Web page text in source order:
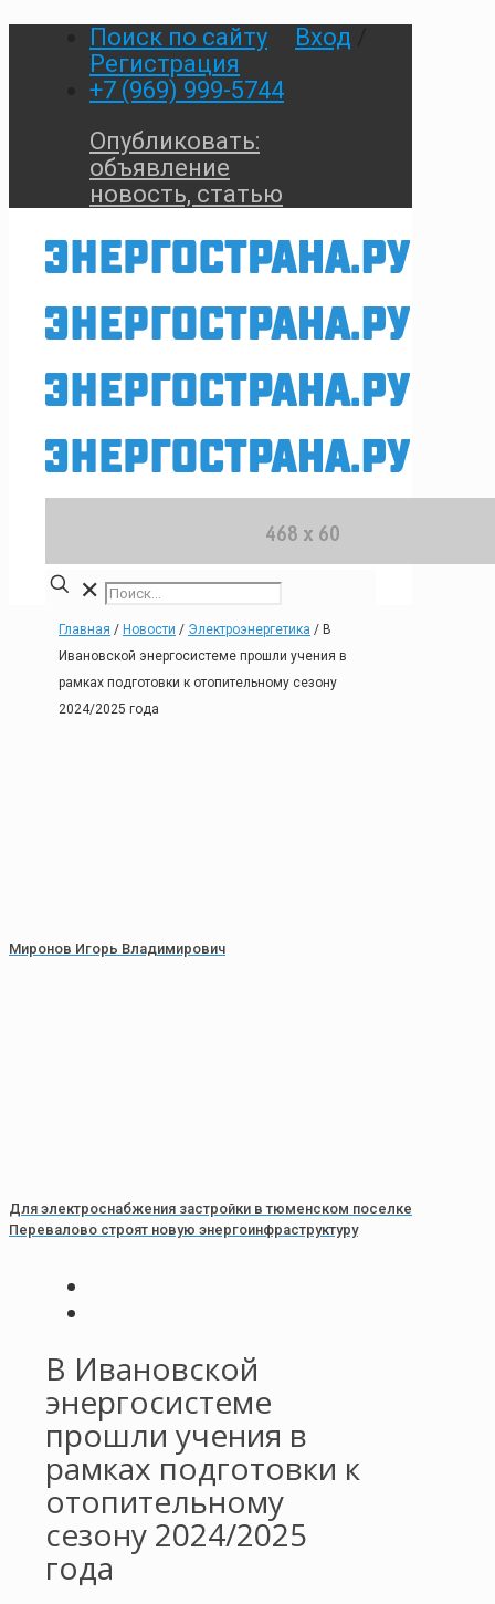
Поиск по сайту Вход
Регистрация
+7 (969) 999-5744
Опубликовать:
объявление
новость, статью
✕
Главная / Новости / Электроэнергетика / В
Ивановской энергосистеме прошли учения в
рамках подготовки к отопительному сезону
2024/2025 года
Миронов Игорь Владимирович
Для электроснабжения застройки в тюменском поселке
Перевалово строят новую энергоинфраструктуру
В Ивановской
энергосистеме
прошли учения в
рамках подготовки к
отопительному
сезону 2024/2025
года